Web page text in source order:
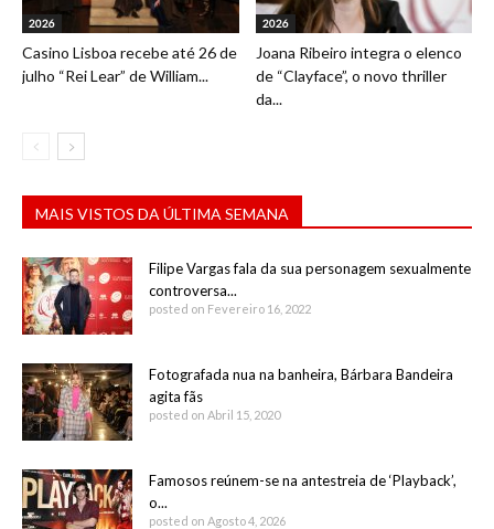
2026
Casino Lisboa recebe até 26 de
julho “Rei Lear” de William...
2026
Joana Ribeiro integra o elenco
de “Clayface”, o novo thriller
da...
MAIS VISTOS DA ÚLTIMA SEMANA
Filipe Vargas fala da sua personagem sexualmente
controversa...
posted on Fevereiro 16, 2022
Fotografada nua na banheira, Bárbara Bandeira
agita fãs
posted on Abril 15, 2020
Famosos reúnem-se na antestreia de ‘Playback’,
o...
posted on Agosto 4, 2026